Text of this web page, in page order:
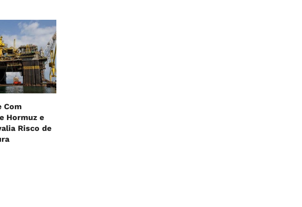
Com
Hormuz e
Risco de